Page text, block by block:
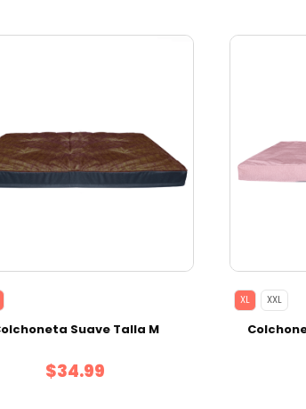
Suave Talla M
$34.99
XL XXL